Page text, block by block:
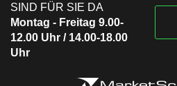
SIND FÜR SIE DA
Montag - Freitag 9.00-
12.00 Uhr / 14.00-18.00
Uhr